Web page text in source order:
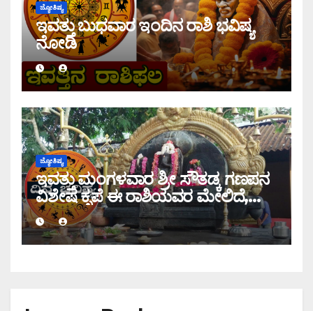
ಜ್ಯೋತಿಷ್ಯ
ಇವತ್ತು ಬುಧವಾರ ಇಂದಿನ ರಾಶಿ ಭವಿಷ್ಯ
ನೋಡಿ
ಜ್ಯೋತಿಷ್ಯ
ಇವತ್ತು ಮಂಗಳವಾರ ಶ್ರೀ ಸೌತಡ್ಕ ಗಣಪನ
ವಿಶೇಷ ಕೃಪೆ ಈ ರಾಶಿಯವರ ಮೇಲಿದೆ,
ಇಂದಿನ ರಾಶಿ ಭವಿಷ್ಯ ತಿಳಿಯಿರಿ